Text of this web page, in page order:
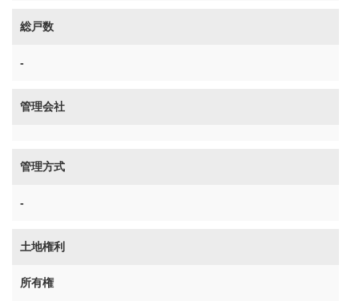
総戸数
-
管理会社
管理方式
-
土地権利
所有権